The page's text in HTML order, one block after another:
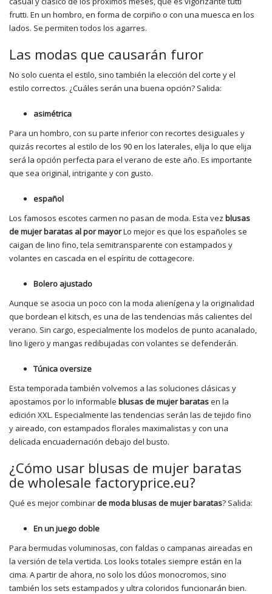
frutti. En un hombro, en forma de corpiño o con una muesca en los
lados. Se permiten todos los agarres.
Las modas que causarán furor
No solo cuenta el estilo, sino también la elección del corte y el
estilo correctos. ¿Cuáles serán una buena opción? Salida:
asimétrica
Para un hombro, con su parte inferior con recortes desiguales y
quizás recortes al estilo de los 90 en los laterales, elija lo que elija
será la opción perfecta para el verano de este año. Es importante
que sea original, intrigante y con gusto.
español
Los famosos escotes carmen no pasan de moda. Esta vez blusas
de mujer baratas al por mayorLo mejor es que los españoles se
caigan de lino fino, tela semitransparente con estampados y
volantes en cascada en el espíritu de cottagecore.
Bolero ajustado
Aunque se asocia un poco con la moda alienígena y la originalidad
que bordean el kitsch, es una de las tendencias más calientes del
verano. Sin cargo, especialmente los modelos de punto acanalado,
lino ligero y mangas redibujadas con volantes se defenderán.
Túnica oversize
Esta temporada también volvemos a las soluciones clásicas y
apostamos por lo informable blusas de mujer baratasen la
edición XXL. Especialmente las tendencias serán las de tejido fino
y aireado, con estampados florales maximalistas y con una
delicada encuadernación debajo del busto.
¿Cómo usar blusas de mujer baratas
de wholesale factoryprice.eu?
Qué es mejor combinar de modablusas de mujer baratas? Salida:
En un juego doble
Para bermudas voluminosas, con faldas o campanas aireadas en
la versión de tela vertida. Los looks totales siempre están en la
cima. A partir de ahora, no solo los dúos monocromos, sino
también los sets estampados y ultra coloridos funcionarán bien.